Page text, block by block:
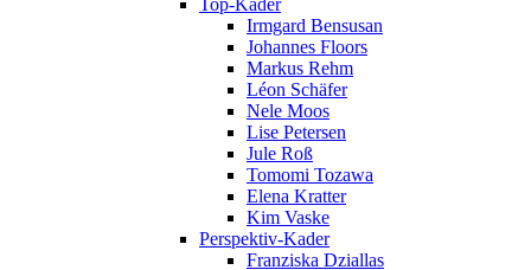
Irmgard Bensusan
Johannes Floors
Markus Rehm
Léon Schäfer
Nele Moos
Lise Petersen
Jule Roß
Tomomi Tozawa
Elena Kratter
Kim Vaske
Perspektiv-Kader
Franziska Dziallas